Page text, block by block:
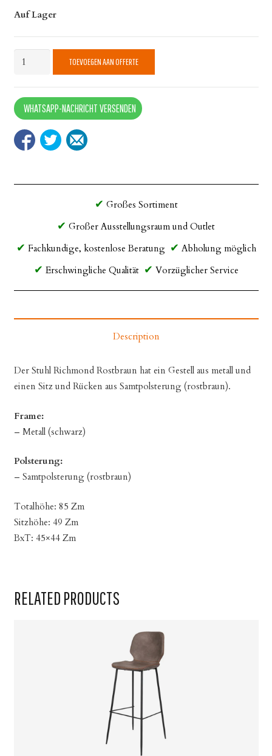
Auf Lager
Stuhl
Richmond
Rostbraun
quantity
TOEVOEGEN AAN OFFERTE
WHATSAPP-NACHRICHT VERSENDEN
Großes Sortiment
Großer Ausstellungsraum und Outlet
Fachkundige, kostenlose Beratung
Abholung möglich
Erschwingliche Qualität
Vorzüglicher Service
Description
Der Stuhl Richmond Rostbraun hat ein Gestell aus metall und
einen Sitz und Rücken aus Samtpolsterung (rostbraun).
Frame:
– Metall (schwarz)
Polsterung:
– Samtpolsterung (rostbraun)
Totalhöhe: 85 Zm
Sitzhöhe: 49 Zm
BxT: 45×44 Zm
RELATED PRODUCTS